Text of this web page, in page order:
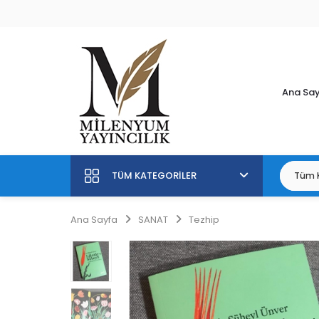
Ana
TÜM KATEGORILER
Ana Sayfa SANAT Tezhip